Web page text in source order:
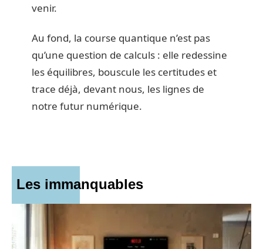
venir.
Au fond, la course quantique n’est pas
qu’une question de calculs : elle redessine
les équilibres, bouscule les certitudes et
trace déjà, devant nous, les lignes de
notre futur numérique.
Les immanquables